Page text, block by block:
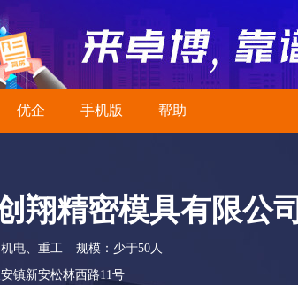
优企 手机版 帮助
翔精密模具有限公司
电、重工
规模：少于50人
镇新安松林西路11号